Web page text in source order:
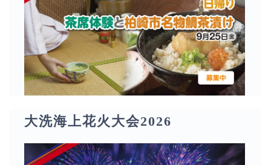
大洗海上花火大会2026